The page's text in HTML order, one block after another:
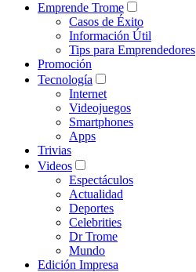
Emprende Trome
Casos de Éxito
Información Útil
Tips para Emprendedores
Promoción
Tecnología
Internet
Videojuegos
Smartphones
Apps
Trivias
Videos
Espectáculos
Actualidad
Deportes
Celebrities
Dr Trome
Mundo
Edición Impresa